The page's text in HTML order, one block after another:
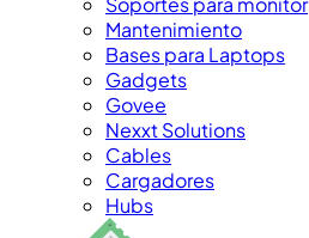
Mantenimiento
Bases para Laptops
Gadgets
Govee
Nexxt Solutions
Cables
Cargadores
Hubs